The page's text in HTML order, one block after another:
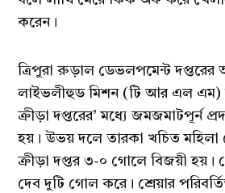
করেন।
ত্রিপুরা রুড়াল ডেভলপমেন্ট দপ্তরের
লাইভলীহুড মিশন (টি আর এল এম)
ক্রীড়া দপ্তরের’ মধ্যে জমজমাটপূর্ন
হয়। উভয় দলে তারকা খচিত
ক্রীড়া দপ্তর ৩-০ গোলে বিজয়ী হয়।
দেব দুটি গোল করে। শ্রেয়ার